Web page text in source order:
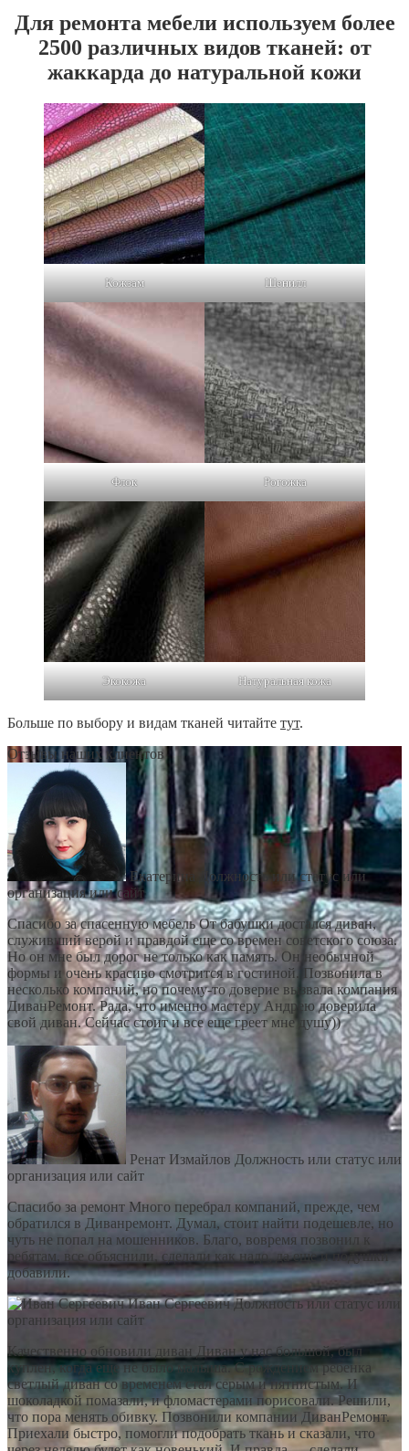
Для ремонта мебели используем более
2500 различных видов тканей: от
жаккарда до натуральной кожи
Кожзам Шенилл
Флок Рогожка
Экокожа Натуральная кожа
Больше по выбору и видам тканей читайте тут.
Отзывы наших клиентов
Екатерина
Должность или статус или
организация или сайт
Спасибо за спасенную мебель От бабушки достался диван,
служивший верой и правдой еще со времен советского союза.
Но он мне был дорог не только как память. Он необычной
формы и очень красиво смотрится в гостиной. Позвонила в
несколько компаний, но почему-то доверие вызвала компания
ДиванРемонт. Рада, что именно мастеру Андрею доверила
свой диван. Сейчас стоит и все еще греет мне душу))
Ренат Измайлов Должность или статус или
организация или сайт
Спасибо за ремонт Много перебрал компаний, прежде, чем
обратился в Диванремонт. Думал, стоит найти подешевле, но
чуть не попал на мошенников. Благо, вовремя позвонил к
ребятам, все объяснили, сделали как надо, да еще и подушки
добавили.
Иван Сергеевич Должность или статус или
организация или сайт
Качественно обновили диван Диван у нас большой, был
куплен, когда еще не было малыша. С рождением ребенка
светлый диван со временем стал серым и пятнистым. И
шоколадкой помазали, и фломастерами порисовали. Решили,
что пора менять обивку. Позвонили компании ДиванРемонт.
Приехали быстро, помогли подобрать ткань и сказали, что